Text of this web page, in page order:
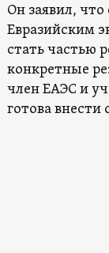
Он заявил,
Евразийским
стать частью
конкретные
член ЕАЭС и
готова внести